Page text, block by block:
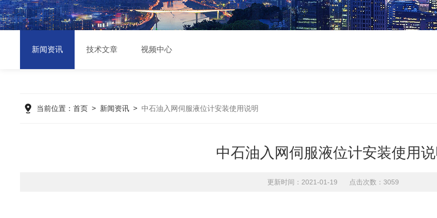
新闻资讯 技术文章 视频中心
当前位置： 首页> 新闻资讯> 中石油入网伺服液位计安装使用说明
中石油入网伺服液位计安装使用
更新时间：2021-01-19 点击次数：3059